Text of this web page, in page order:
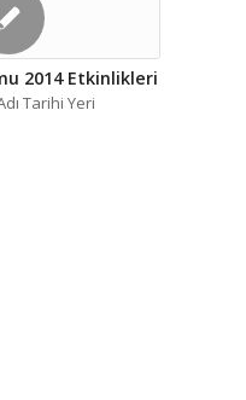
2014 Etkinlikleri
Tarihi Yeri